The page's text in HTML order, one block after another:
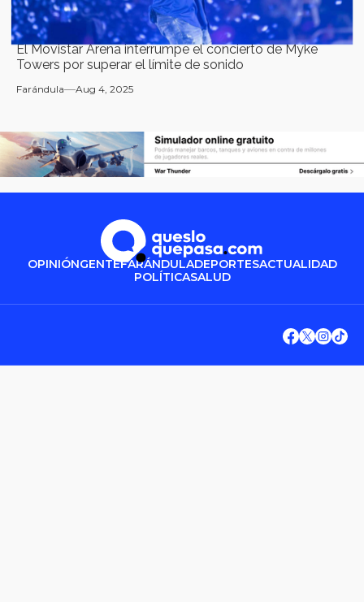
El Movistar Arena interrumpe el concierto de Myke
Towers por superar el límite de sonido
Farándula Aug 4, 2025
OPINIÓNGENTEFARÁNDULADEPORTESACTUALIDAD
POLÍTICASALUD